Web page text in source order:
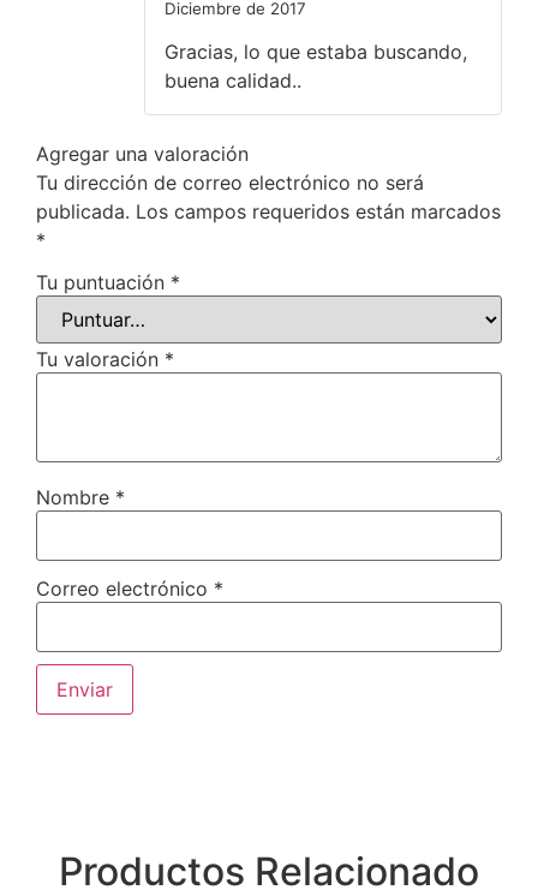
Diciembre de 2017
Gracias, lo que estaba buscando,
buena calidad..
Agregar una valoración
Tu dirección de correo electrónico no será
publicada. Los campos requeridos están marcados
*
Tu puntuación *
Tu valoración *
Nombre *
Correo electrónico *
Productos Relacionado